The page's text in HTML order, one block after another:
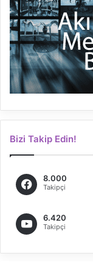
Bizi Takip Edin!
8.000
Takipçi
6.420
Takipçi